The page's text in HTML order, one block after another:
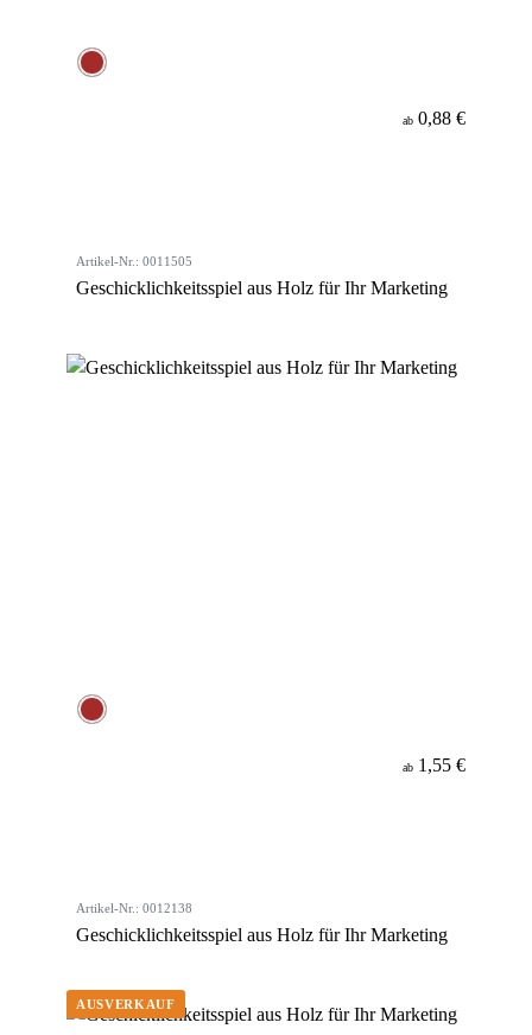
ab 0,88 €
Artikel-Nr.: 0011505
Geschicklichkeitsspiel aus Holz für Ihr Marketing
ab 1,55 €
Artikel-Nr.: 0012138
Geschicklichkeitsspiel aus Holz für Ihr Marketing